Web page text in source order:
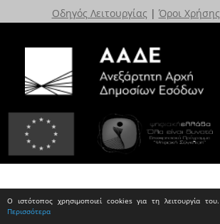
Ο ιστότοπος χρησιμοποιεί cookies για τη λειτουργία του.
Περισσότερα
Οδηγός Λειτουργίας | Όροι Χρήσης